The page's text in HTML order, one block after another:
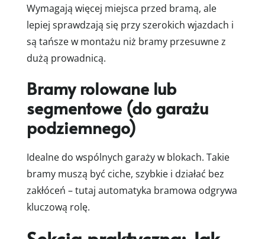
Wymagają więcej miejsca przed bramą, ale
lepiej sprawdzają się przy szerokich wjazdach i
są tańsze w montażu niż bramy przesuwne z
dużą prowadnicą.
Bramy rolowane lub
segmentowe (do garażu
podziemnego)
Idealne do wspólnych garaży w blokach. Takie
bramy muszą być ciche, szybkie i działać bez
zakłóceń – tutaj automatyka bramowa odgrywa
kluczową rolę.